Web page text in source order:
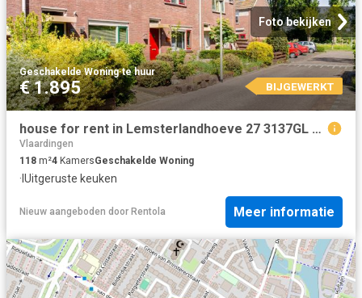
Foto bekijken
Geschakelde Woning·te huur
€ 1.895 BIJGEWERKT
house for rent in Lemsterlandhoeve 27 3137GL Vlaardingen Hoevenbuurt Vlaardingen
Vlaardingen
118 m²4 KamersGeschakelde Woning
· IUitgeruste keuken
Nieuw aangeboden door Rentola Meer informatie